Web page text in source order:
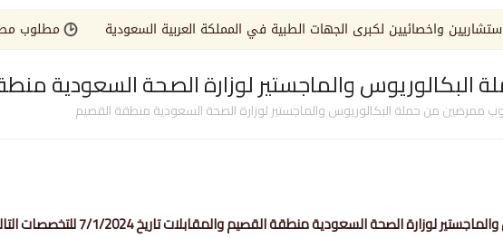
واخصائيين لكبرى الجهات الطبية في المملكة العربية السعودية مطلوب مصمم
والماجستير لوزارة الصحة السعودية
ممرضين من حملة البكالوريوس والماجستير لوزارة الصحة السعودية منطقة القصيم
الصحة السعودية منطقة القصيم والمقابلات تاريخ 7/1/2024 للتخصصات التالية :